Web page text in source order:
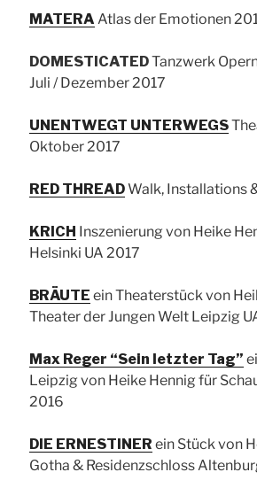
MATERA Atlas der Emotionen
DOMESTICATEDTanzwerk
Juli / Dezember 2017
UNENTWEGT UNTERWEGS
Oktober 2017
RED THREADWalk, Installations
KRICH Inszenierung von Heike
Helsinki UA 2017
BRÄUTE ein Theaterstück von
Theater der Jungen Welt Leipzig
Max Reger “Sein letzter Tag”
Leipzig von Heike Hennig für
2016
DIE ERNESTINER ein Stück von
Gotha & Residenzschloss